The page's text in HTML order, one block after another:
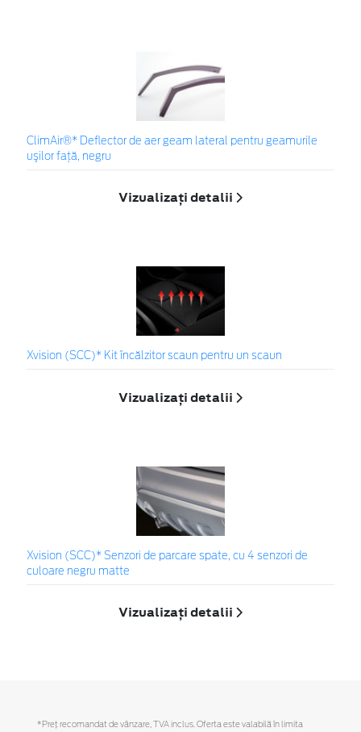
ClimAir®* Deflector de aer geam lateral pentru geamurile
uşilor faţă, negru
Vizualizați detalii
Xvision (SCC)* Kit încălzitor scaun pentru un scaun
Vizualizați detalii
Xvision (SCC)* Senzori de parcare spate, cu 4 senzori de
culoare negru matte
Vizualizați detalii
*Preţ recomandat de vânzare, TVA inclus. Oferta este valabilă în limita